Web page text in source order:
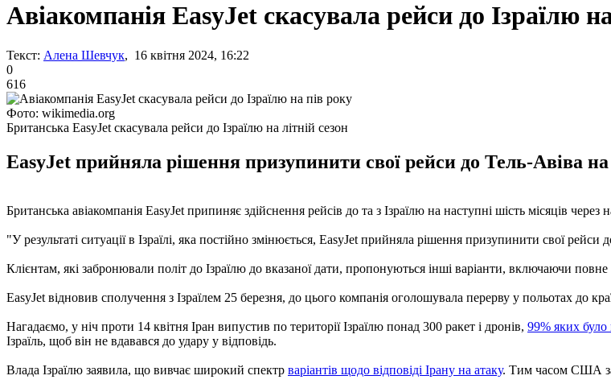
Авіакомпанія EasyJet скасувала рейси до Ізраїлю
Текст: Алена Шевчук, 16 квітня 2024, 16:22
0
616
Фото: wikimedia.org
Британська EasyJet скасувала рейси до Ізраїлю на літній сезон
EasyJet прийняла рішення призупинити свої рейси до Тель-Авіва
Британська авіакомпанія EasyJet припиняє здійснення рейсів до та з Ізраїлю на наступні шість місяців через
"У результаті ситуації в Ізраїлі, яка постійно змінюється, EasyJet прийняла рішення призупинити свої
Клієнтам, які забронювали політ до Ізраїлю до вказаної дати, пропонуються інші варіанти, включаючи
EasyJet відновив сполучення з Ізраїлем 25 березня, до цього компанія оголошувала перерву у польотах
Нагадаємо, у ніч проти 14 квітня Іран випустив по території Ізраїлю понад 300 ракет і дронів, 99% яких було
Ізраїль, щоб він не вдавався до удару у відповідь.
Влада Ізраїлю заявила, що вивчає широкий спектр варіантів щодо відповіді Ірану на атаку. Тим часом США